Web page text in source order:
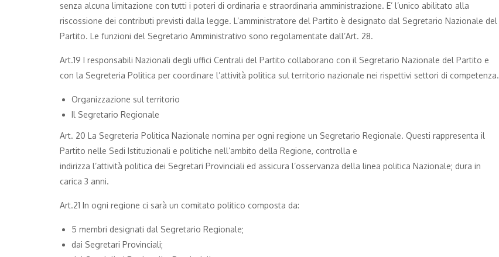
senza alcuna limitazione con tutti i poteri di ordinaria e straordinaria amministrazione. E’ l’unico abilitato alla
riscossione dei contributi previsti dalla legge. L’amministratore del Partito è designato dal Segretario Nazionale del
Partito. Le funzioni del Segretario Amministrativo sono regolamentate dall’Art. 28.
Art.19 I responsabili Nazionali degli uffici Centrali del Partito collaborano con il Segretario Nazionale del Partito e
con la Segreteria Politica per coordinare l’attività politica sul territorio nazionale nei rispettivi settori di competenza.
Organizzazione sul territorio
Il Segretario Regionale
Art. 20 La Segreteria Politica Nazionale nomina per ogni regione un Segretario Regionale. Questi rappresenta il
Partito nelle Sedi Istituzionali e politiche nell’ambito della Regione, controlla e
indirizza l’attività politica dei Segretari Provinciali ed assicura l’osservanza della linea politica Nazionale; dura in
carica 3 anni.
Art.21 In ogni regione ci sarà un comitato politico composta da:
5 membri designati dal Segretario Regionale;
dai Segretari Provinciali;